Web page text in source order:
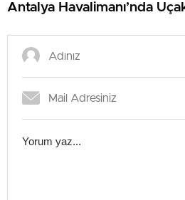
Antalya Havalimanı’nda